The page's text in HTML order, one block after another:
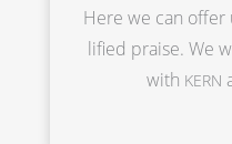
Here we can
li­fied praise. We
with KERN